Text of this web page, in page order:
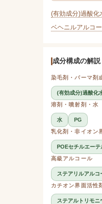
(有効成分)過酸化
ベヘニルアルコ
成分構成の解説
染毛剤・パーマ剤
(有効成分)過酸化
溶剤・噴射剤・水
水
PG
乳化剤・非イオン
POEセチルエーテ
高級アルコール
ステアリルアルコ
カチオン界面活性
ステアルトリモニ